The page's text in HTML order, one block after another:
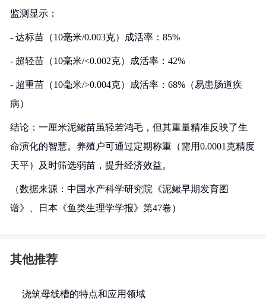
监测显示：
- 达标苗（10毫米/0.003克）成活率：85%
- 超轻苗（10毫米/<0.002克）成活率：42%
- 超重苗（10毫米/>0.004克）成活率：68%（易患肠道疾
病）
结论：一厘米泥鳅苗虽轻若鸿毛，但其重量精准反映了生
命演化的智慧。养殖户可通过定期称重（需用0.0001克精度
天平）及时筛选弱苗，提升经济效益。
（数据来源：中国水产科学研究院《泥鳅早期发育图
谱》、日本《鱼类生理学学报》第47卷）
其他推荐
浇筑母线槽的特点和应用领域